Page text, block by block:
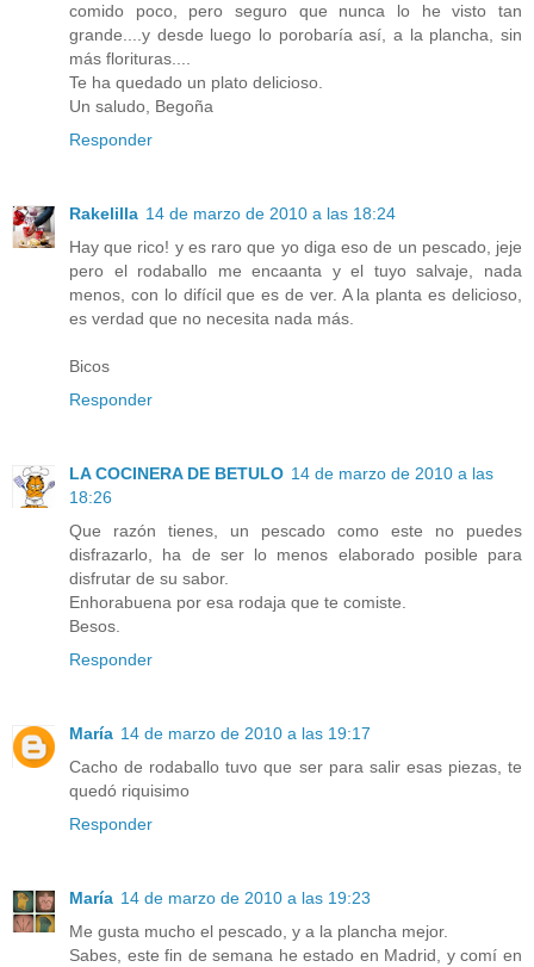
comido poco, pero seguro que nunca lo he visto tan
grande....y desde luego lo porobaría así, a la plancha, sin
más florituras....
Te ha quedado un plato delicioso.
Un saludo, Begoña
Responder
Rakelilla 14 de marzo de 2010 a las 18:24
Hay que rico! y es raro que yo diga eso de un pescado, jeje
pero el rodaballo me encaanta y el tuyo salvaje, nada
menos, con lo difícil que es de ver. A la planta es delicioso,
es verdad que no necesita nada más.
Bicos
Responder
LA COCINERA DE BETULO 14 de marzo de 2010 a las
18:26
Que razón tienes, un pescado como este no puedes
disfrazarlo, ha de ser lo menos elaborado posible para
disfrutar de su sabor.
Enhorabuena por esa rodaja que te comiste.
Besos.
Responder
María 14 de marzo de 2010 a las 19:17
Cacho de rodaballo tuvo que ser para salir esas piezas, te
quedó riquisimo
Responder
María 14 de marzo de 2010 a las 19:23
Me gusta mucho el pescado, y a la plancha mejor.
Sabes, este fin de semana he estado en Madrid, y comí en